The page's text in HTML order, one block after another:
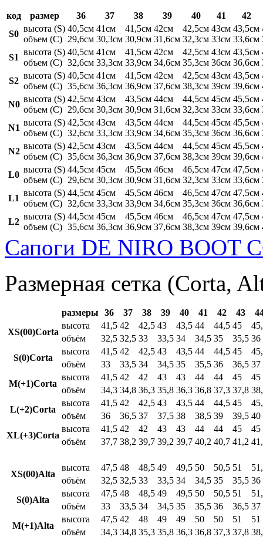
код размер 36 37 38 39 40 41
42
S0
высота (S)
объем (C)
40,5см
29,6см
41см
30,3см
41,5см
30,9см
42см
31,6см
42,5см
32,3см
43см
33см
43,5см
33,6см
S1
высота (S)
объем (C)
40,5см
32,6см
41см
33,3см
41,5см
33,9см
42см
34,6см
42,5см
35,3см
43см
36см
43,5см
36,6см
S2
высота (S)
объем (C)
40,5см
35,6см
41см
36,3см
41,5см
36,9см
42см
37,6см
42,5см
38,3см
43см
39см
43,5см
39,6см
N0
высота (S)
объем (C)
42,5см
29,6см
43см
30,3см
43,5см
30,9см
44см
31,6см
44,5см
32,3см
45см
33см
45,5см
33,6см
N1
высота (S)
объем (C)
42,5см
32,6см
43см
33,3см
43,5см
33,9см
44см
34,6см
44,5см
35,3см
45см
36см
45,5см
36,6см
N2
высота (S)
объем (C)
42,5см
35,6см
43см
36,3см
43,5см
36,9см
44см
37,6см
44,5см
38,3см
45см
39см
45,5см
39,6см
L0
высота (S)
объем (C)
44,5см
29,6см
45см
30,3см
45,5см
30,9см
46см
31,6см
46,5см
32,3см
47см
33см
47,5см
33,6см
L1
высота (S)
объем (C)
44,5см
32,6см
45см
33,3см
45,5см
33,9см
46см
34,6см
46,5см
35,3см
47см
36см
47,5см
36,6см
L2
высота (S)
объем (C)
44,5см
35,6см
45см
36,3см
45,5см
36,9см
46см
37,6см
46,5см
38,3см
47см
39см
47,5см
39,6см
Сапоги DE NIRO BOOT
Размерная сетка (Corta,
размеры 36 37 38 39 40 41 42 43
XS(00)Corta
высота 41,5 42 42,5 43 43,5 44 44,5 45
объём
32,5 32,5 33 33,5 34 34,5 35 35,5 36
S(0)Corta
высота 41,5 42 42,5 43 43,5 44 44,5 45
объём
33 33,5 34 34,5 35 35,5 36 36,5 37
M(+1)Corta
высота 41,5 42 42 43 43 44 44 45
45
объём
34,3 34,8 36,3 35,8 36,3 36,8 37,3 37,8
L(+2)Corta
высота 41,5 42 42,5 43 43,5 44 44,5 45
объём
36 36,5 37 37,5 38 38,5 39 39,5 40
XL(+3)Corta
высота 41,5 42 42 43 43 44 44 45
45
объём
37,7 38,2 39,7 39,2 39,7 40,2 40,7 41,2
XS(00)Alta
высота 47,5 48 48,5 49 49,5 50 50,5 51
объём
32,5 32,5 33 33,5 34 34,5 35 35,5 36
S(0)Alta
высота 47,5 48 48,5 49 49,5 50 50,5 51
объём
33 33,5 34 34,5 35 35,5 36 36,5 37
M(+1)Alta
высота 47,5 42 48 49 49 50 50 51
51
объём
34,3 34,8 35,3 35,8 36,3 36,8 37,3 37,8